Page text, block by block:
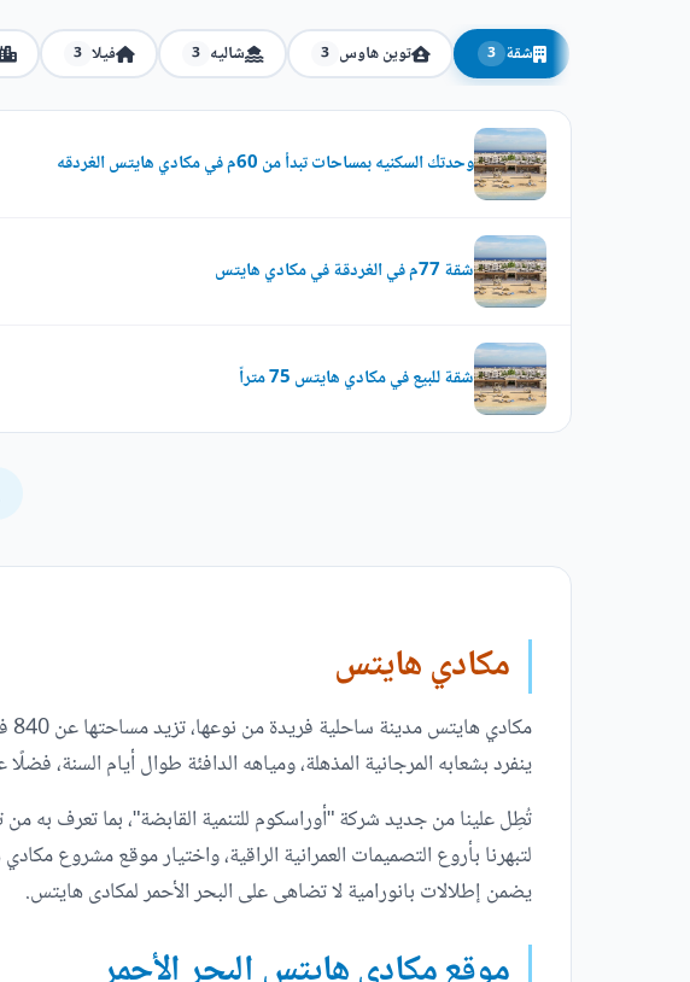
شقة 3 توين هاوس 3 شاليه 3 فيلا 3
وحدتك السكنيه بمساحات تبدأ من 60م في مكادي هايتس الغردقه
شقة 77م في الغردقة في مكادي هايتس
شقة للبيع في مكادي هايتس 75 متراً
مكادي هايتس
ينفرد بشعابه المرجانية المذهلة، ومياهه الدافئة طوال أيام السنة،
تُطِل علينا من جديد شركة "أوراسكوم للتنمية القابضة"، بما تعرف به
يضمن إطلالات بانورامية لا تضاهى على البحر الأحمر لمكادى هايتس.